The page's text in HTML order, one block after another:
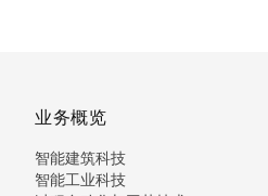
业务概览
智能建筑科技
智能工业科技